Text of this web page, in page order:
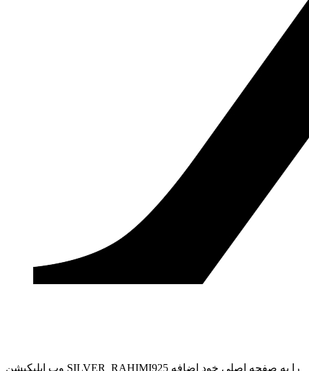
وب ‌اپلیکیشن SILVER_RAHIMI925 را به صفحه اصلی خود اضافه